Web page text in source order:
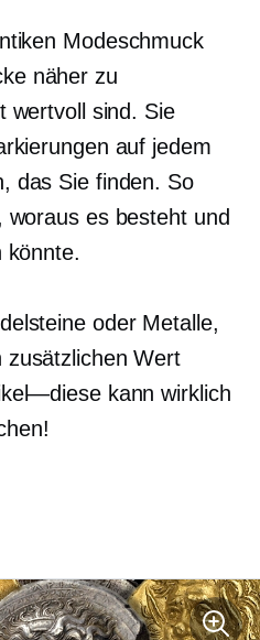
Modeschmuck
näher zu
wertvoll sind. Sie
auf jedem
das Sie finden. So
woraus es besteht und
könnte.
​​oder Metalle,
zusätzlichen Wert
kann wirklich